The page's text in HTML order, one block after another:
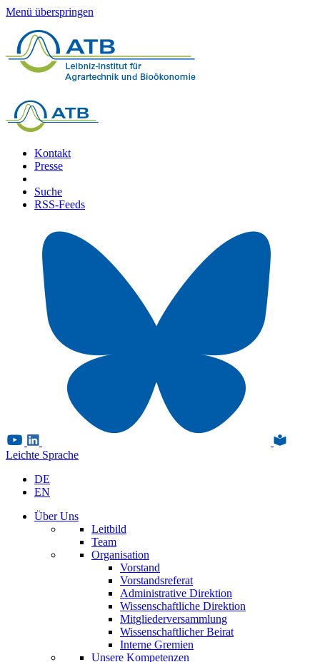
Menü überspringen
Kontakt
Presse
Suche
RSS-Feeds
Leichte Sprache
DE
EN
Über Uns
Leitbild
Team
Organisation
Vorstand
Vorstandsreferat
Administrative Direktion
Wissenschaftliche Direktion
Mitgliederversammlung
Wissenschaftlicher Beirat
Interne Gremien
Unsere Kompetenzen